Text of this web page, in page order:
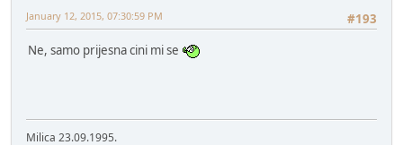
#193
January 12, 2015, 07:30:59 PM
Ne, samo prijesna cini mi se
Milica 23.09.1995.